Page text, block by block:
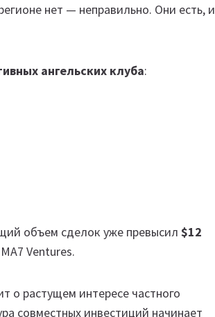
нет — неправильно. Они есть, и
ангельских клуба:
объем сделок уже превысил $12
Ventures.
о растущем интересе частного
совместных инвестиций начинает